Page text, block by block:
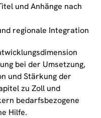
und Anhänge nach
regionale Integration
bei der Umsetzung,
und Stärkung der
zu Zoll und
bedarfsbezogene
Hilfe.